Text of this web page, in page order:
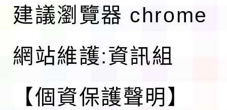
建議瀏覽器 chrome
網站維護:資訊組
【個資保護聲明】